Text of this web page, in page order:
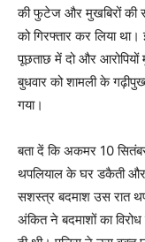
की फुटेज और मुखबिरों की
को गिरफ्तार कर लिया
पूछताछ में दो और
बुधवार को शामली के
गया।
बता दें कि अकमर 10
थपलियाल के घर डकैती
सशस्त्र बदमाश उस रात
अंकित ने बदमाशों का